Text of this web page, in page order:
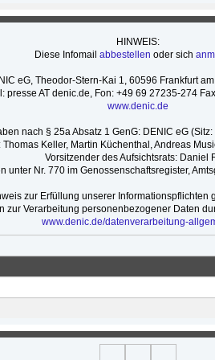
HINWEIS:
Diese Infomail abbestellen oder sich
eG, Theodor-Stern-Kai 1, 60596 Frankfurt
presse AT denic.de, Fon: +49 69 27235-274
www.denic.de
nach § 25a Absatz 1 GenG: DENIC eG
Thomas Keller, Martin Küchenthal, Andreas
Vorsitzender des Aufsichtsrats: Daniel
unter Nr. 770 im Genossenschaftsregister,
zur Erfüllung unserer Informationspflichten
zur Verarbeitung personenbezogener Daten
www.denic.de/datenverarbeitung-